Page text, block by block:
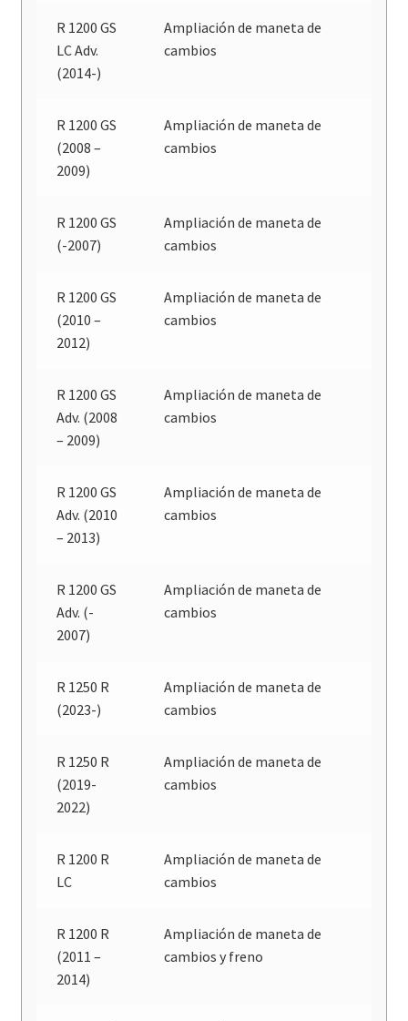
R 1200 GS
LC Adv.
(2014-)
Ampliación de maneta de
cambios
R 1200 GS
(2008 –
2009)
Ampliación de maneta de
cambios
R 1200 GS
(-2007)
Ampliación de maneta de
cambios
R 1200 GS
(2010 –
2012)
Ampliación de maneta de
cambios
R 1200 GS
Adv. (2008
– 2009)
Ampliación de maneta de
cambios
R 1200 GS
Adv. (2010
– 2013)
Ampliación de maneta de
cambios
R 1200 GS
Adv. (-
2007)
Ampliación de maneta de
cambios
R 1250 R
(2023-)
Ampliación de maneta de
cambios
R 1250 R
(2019-
2022)
Ampliación de maneta de
cambios
R 1200 R
LC
Ampliación de maneta de
cambios
R 1200 R
(2011 –
2014)
Ampliación de maneta de
cambios y freno